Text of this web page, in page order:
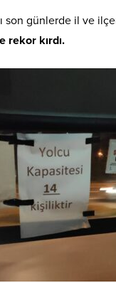
son günlerde il ve
rekor kırdı.